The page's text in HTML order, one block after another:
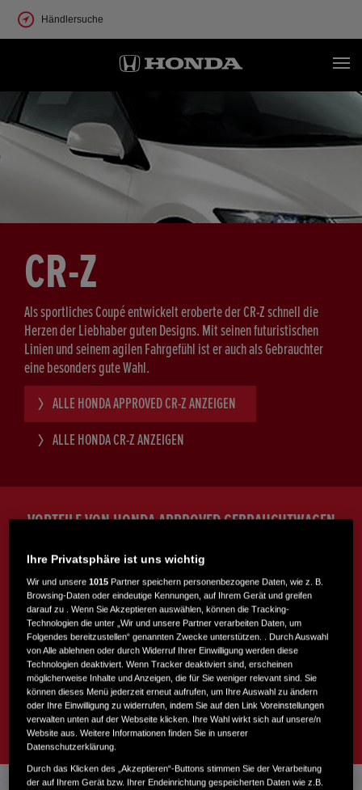
Händlersuche
CR-Z
Als sportliches Coupé entwickelt eroberte der CR-Z schnell die
Herzen der Liebhaber guten Designs. Mit seinen futuristischen
Linien und seinem agilen Fahrgefühl ist er auch als Gebrauchter
eine besonders gute Wahl.
ALLE HONDA APPROVED CR-Z ANZEIGEN
ALLE HONDA CR-Z ANZEIGEN
VORTEILE VON HONDA APPROVED GEBRAUCHTWAGEN
12
MONATE HONDA APPROVED
GEBRAUCHTWAGEN-GARANTIE*
12
MONATE
MOBILITÄTSHILFE*
30
TAGE
UMTAUSCHRECHT*
60
PUNKTE
CHECKLISTE
Ihre Privatsphäre ist uns wichtig
Wir und unsere1015 Partner speichern personenbezogene Daten, wie z. B.
Browsing-Daten oder eindeutige Kennungen, auf Ihrem Gerät und greifen
darauf zu . Wenn Sie Akzeptieren auswählen, können die Tracking-
Technologien die unter „Wir und unsere Partner verarbeiten Daten, um
Folgendes bereitzustellen“ genannten Zwecke unterstützen. . Durch Auswahl
von Alle ablehnen oder durch Widerruf Ihrer Einwilligung werden diese
Technologien deaktiviert. Wenn Tracker deaktiviert sind, erscheinen
möglicherweise Inhalte und Anzeigen, die für Sie weniger relevant sind. Sie
können dieses Menü jederzeit erneut aufrufen, um Ihre Auswahl zu ändern
oder Ihre Einwilligung zu widerrufen, indem Sie auf den Link Voreinstellungen
verwalten unten auf der Webseite klicken. Ihre Wahl wirkt sich auf unsere/n
Website aus. Weitere Informationen finden Sie in unserer
Datenschutzerklärung.
Durch das Klicken des „Akzeptieren“-Buttons stimmen Sie der Verarbeitung
der auf Ihrem Gerät bzw. Ihrer Endeinrichtung gespeicherten Daten wie z.B.